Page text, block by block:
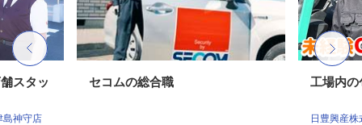
スタッ
神守店
セコムの総合職 工場内の
日豊興産株